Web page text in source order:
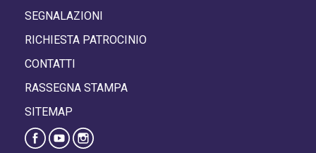
SEGNALAZIONI
RICHIESTA PATROCINIO
CONTATTI
RASSEGNA STAMPA
SITEMAP